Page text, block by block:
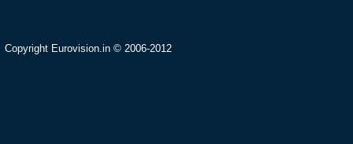
Copyright Eurovision.in © 2006-2012